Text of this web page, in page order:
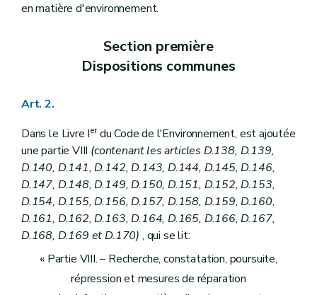
en matière d'environnement.
Section première
Dispositions communes
Art. 2.
Dans le Livre Ierdu Code de l'Environnement, est ajoutée
une partie VIII (contenant les articles D.138, D.139,
D.140, D.141, D.142, D.143, D.144, D.145, D.146,
D.147, D.148, D.149, D.150, D.151, D.152, D.153,
D.154, D.155, D.156, D.157, D.158, D.159, D.160,
D.161, D.162, D.163, D.164, D.165, D.166, D.167,
D.168, D.169 et D.170) , qui se lit:
« Partie VIII. – Recherche, constatation, poursuite,
répression et mesures de réparation